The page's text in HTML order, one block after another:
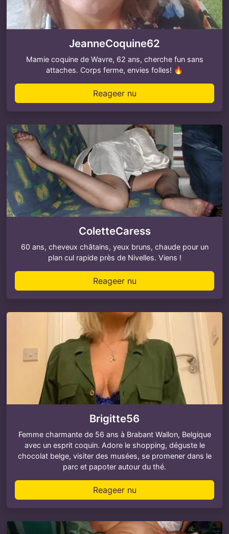
JeanneCoquine62
Mamie coquine de Wavre, 62 ans, cherche fun sans
attaches. Corps ferme, envies folles! 🔥
Reageer nu
ColetteCaress
60 ans, cheveux châtains, yeux bruns, chaude pour un
plan cul rapide près de Nivelles. Viens !
Reageer nu
Brigitte56
Femme charmante de 56 ans à Brabant Wallon, Belgique
avec un esprit coquin. Adore le shopping, déguste le
chocolat belge, visiter des musées, se promener dans le
parc et papoter autour du thé.
Reageer nu